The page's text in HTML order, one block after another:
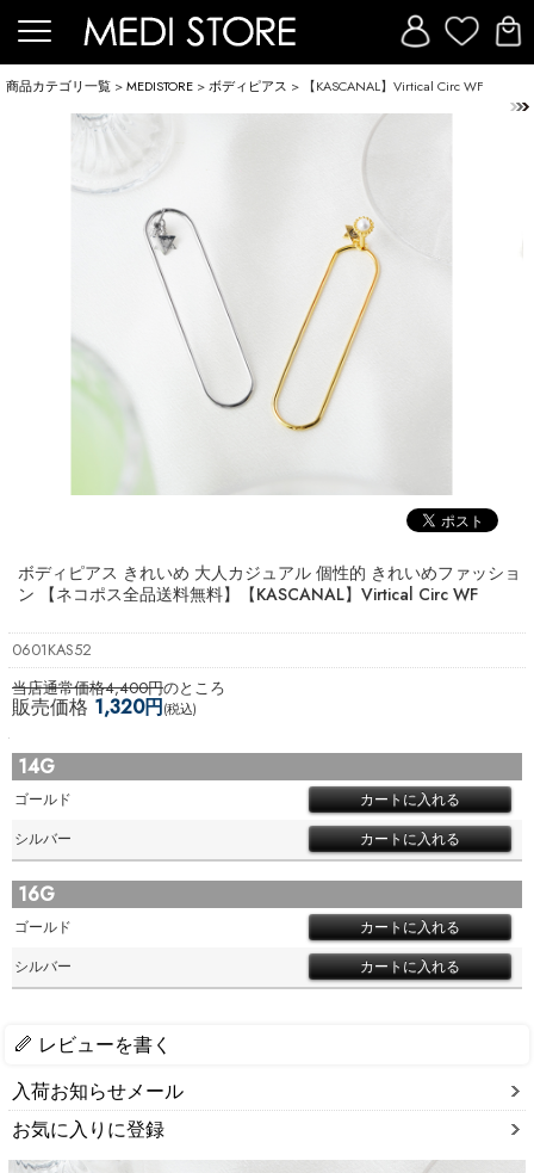
商品カテゴリ一覧 >MEDISTORE >ボディピアス > 【KASCANAL】Virtical Circ WF
ボディピアス きれいめ 大人カジュアル 個性的 きれいめファッショ
ン 【ネコポス全品送料無料】
【KASCANAL】Virtical Circ WF
0601KAS52
当店通常価格4,400円のところ
販売価格 1,320円(税込)
14G
ゴールド
シルバー
16G
ゴールド
シルバー
レビューを書く
入荷お知らせメール
お気に入りに登録